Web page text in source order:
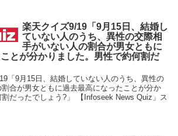
楽天クイズ9/19「9月15日、結婚し
ていない人のうち、異性の交際相
手がいない人の割合が男女ともに
とが分かりました。男性で約何割だ
「9月15日、結婚していない人のうち、異性の
合が男女ともに過去最高になったことが分か
だったでしょう?」 【Infoseek News Quiz」ス